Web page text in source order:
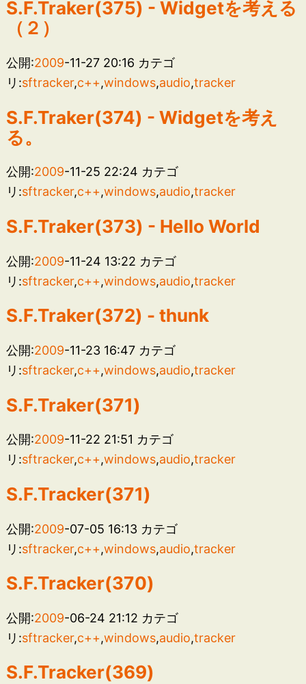
S.F.Traker(375) - Widgetを考える
（２）
公開:2009-11-27 20:16 カテゴ
リ:sftracker,c++,windows,audio,tracker
S.F.Traker(374) - Widgetを考え
る。
公開:2009-11-25 22:24 カテゴ
リ:sftracker,c++,windows,audio,tracker
S.F.Traker(373) - Hello World
公開:2009-11-24 13:22 カテゴ
リ:sftracker,c++,windows,audio,tracker
S.F.Traker(372) - thunk
公開:2009-11-23 16:47 カテゴ
リ:sftracker,c++,windows,audio,tracker
S.F.Traker(371)
公開:2009-11-22 21:51 カテゴ
リ:sftracker,c++,windows,audio,tracker
S.F.Tracker(371)
公開:2009-07-05 16:13 カテゴ
リ:sftracker,c++,windows,audio,tracker
S.F.Tracker(370)
公開:2009-06-24 21:12 カテゴ
リ:sftracker,c++,windows,audio,tracker
S.F.Tracker(369)